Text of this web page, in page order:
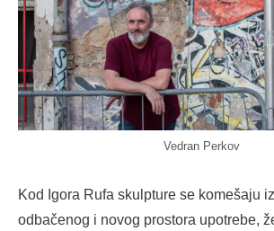
Vedran Perkov
Kod Igora Rufa skulpture se komešaju
odbačenog i novog prostora upotrebe,